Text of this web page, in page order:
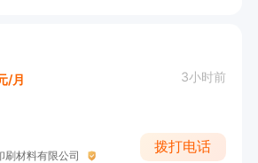
/月 3小时前
刷材料有限公司
拨打电话